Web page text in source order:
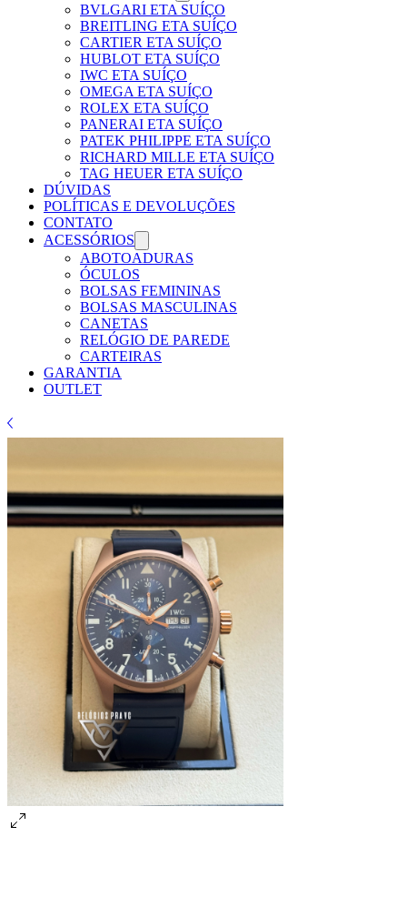
BVLGARI ETA SUÍÇO
BREITLING ETA SUÍÇO
CARTIER ETA SUÍÇO
HUBLOT ETA SUÍÇO
IWC ETA SUÍÇO
OMEGA ETA SUÍÇO
ROLEX ETA SUÍÇO
PANERAI ETA SUÍÇO
PATEK PHILIPPE ETA SUÍÇO
RICHARD MILLE ETA SUÍÇO
TAG HEUER ETA SUÍÇO
DÚVIDAS
POLÍTICAS E DEVOLUÇÕES
CONTATO
ACESSÓRIOS
ABOTOADURAS
ÓCULOS
BOLSAS FEMININAS
BOLSAS MASCULINAS
CANETAS
RELÓGIO DE PAREDE
CARTEIRAS
GARANTIA
OUTLET